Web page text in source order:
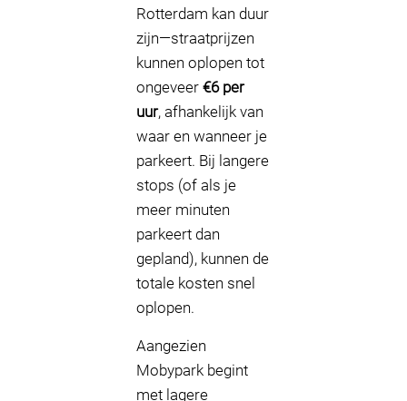
Rotterdam kan duur
zijn—straatprijzen
kunnen oplopen tot
ongeveer €6 per
uur, afhankelijk van
waar en wanneer je
parkeert. Bij langere
stops (of als je
meer minuten
parkeert dan
gepland), kunnen de
totale kosten snel
oplopen.
Aangezien
Mobypark begint
met lagere